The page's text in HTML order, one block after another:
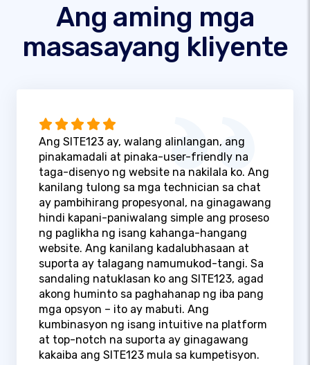
Ang aming mga
masasayang kliyente
Ang SITE123 ay, walang alinlangan, ang
pinakamadali at pinaka-user-friendly na
taga-disenyo ng website na nakilala ko. Ang
kanilang tulong sa mga technician sa chat
ay pambihirang propesyonal, na ginagawang
hindi kapani-paniwalang simple ang proseso
ng paglikha ng isang kahanga-hangang
website. Ang kanilang kadalubhasaan at
suporta ay talagang namumukod-tangi. Sa
sandaling natuklasan ko ang SITE123, agad
akong huminto sa paghahanap ng iba pang
mga opsyon – ito ay mabuti. Ang
kumbinasyon ng isang intuitive na platform
at top-notch na suporta ay ginagawang
kakaiba ang SITE123 mula sa kumpetisyon.